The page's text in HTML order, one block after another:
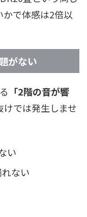
で体感は2倍以
がない
「2階の音が響
けでは発生しませ
い
ない